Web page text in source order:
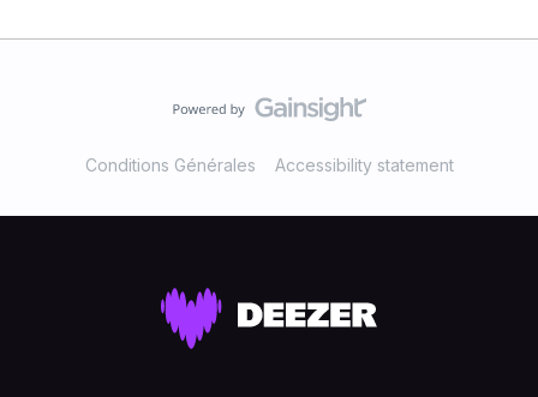
Conditions Générales Accessibility statement